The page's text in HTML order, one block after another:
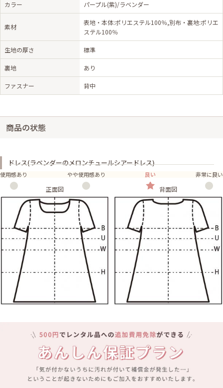
カラー パープル(紫)/ラベンダー
素材
表地・本体:ポリエステル100％,別布・裏地:ポリエ
ステル100％
生地の厚さ 標準
裏地 あり
ファスナー 背中
商品の状態
ドレス(ラベンダーのメロンチュールシアードレス)
使用感あり やや使用感あり 良い 非常に良い
正面図 背面図